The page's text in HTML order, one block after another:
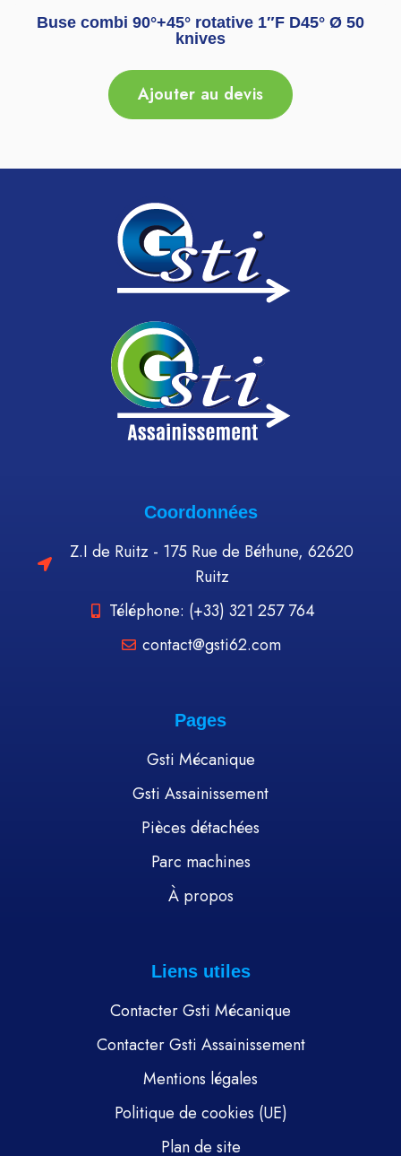
Buse combi 90°+45° rotative 1″F D45° Ø 50
knives
Ajouter au devis
Coordonnées
Z.I de Ruitz - 175 Rue de Béthune, 62620
Ruitz
Téléphone: (+33) 321 257 764
contact@gsti62.com
Pages
Gsti Mécanique
Gsti Assainissement
Pièces détachées
Parc machines
À propos
Liens utiles
Contacter Gsti Mécanique
Contacter Gsti Assainissement
Mentions légales
Politique de cookies (UE)
Plan de site